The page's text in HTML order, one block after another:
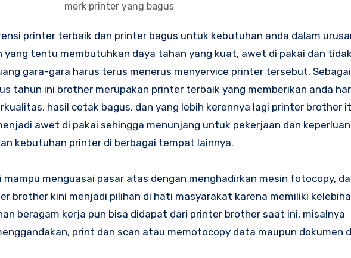
merk printer yang bagus
tentu membutuhkan daya tahan yang kuat, awet di pakai dan
gara-gara harus terus menerus menyervice printer tersebut.
tahun ini brother merupakan printer terbaik yang memberikan anda
hasil cetak bagus, dan yang lebih kerennya lagi printer brother
awet di pakai sehingga menunjang untuk pekerjaan dan
kebutuhan printer di berbagai tempat lainnya.
menguasai pasar atas dengan menghadirkan mesin fotocopy,
brother kini menjadi pilihan di hati masyarakat karena memiliki
beragam kerja pun bisa didapat dari printer brother saat ini, misalnya
print dan scan atau memotocopy data maupun dokumen